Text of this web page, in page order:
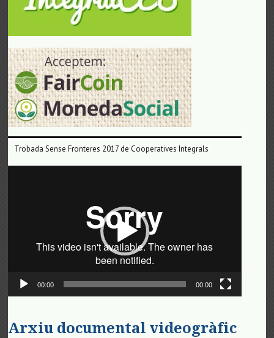
Trobada Sense Fronteres 2017 de Cooperatives Integrals
00:00 00:00
Arxiu documental videogràfic